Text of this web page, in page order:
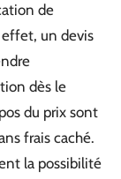
de
un devis
dès le
du prix sont
frais caché.
la possibilité